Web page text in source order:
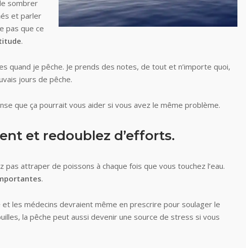
sombrer
et parler
pas que ce
.
quand je pêche. Je prends des notes, de tout et n’importe quoi,
jours de pêche.
que ça pourrait vous aider si vous avez le même problème.
et redoublez d’efforts.
pas attraper de poissons à chaque fois que vous touchez l’eau.
.
les médecins devraient même en prescrire pour soulager le
la pêche peut aussi devenir une source de stress si vous